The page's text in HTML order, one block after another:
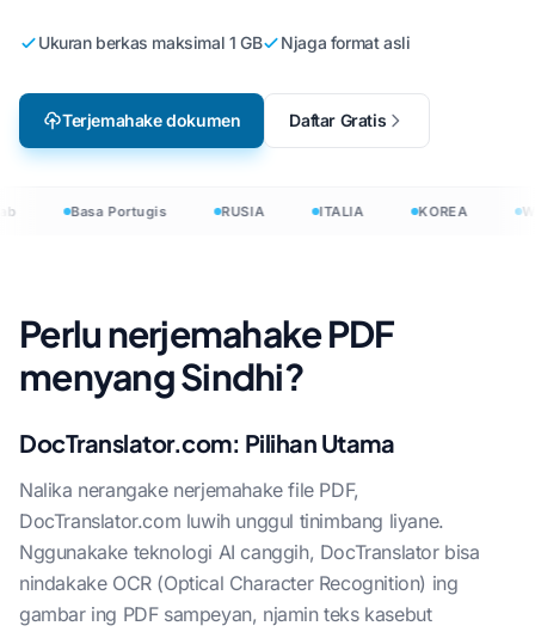
Ukuran berkas maksimal 1 GB Njaga format asli
Terjemahake dokumen Daftar Gratis
Basa Portugis RUSIA ITALIA KOREA
Perlu nerjemahake PDF
menyang Sindhi?
DocTranslator.com: Pilihan Utama
Nalika nerangake nerjemahake file PDF,
DocTranslator.com luwih unggul tinimbang liyane.
Nggunakake teknologi AI canggih, DocTranslator bisa
nindakake OCR (Optical Character Recognition) ing
gambar ing PDF sampeyan, njamin teks kasebut